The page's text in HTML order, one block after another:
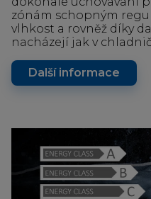
zónám schopným
vlhkost a rovněž díky
nacházejí jak v
Další informace